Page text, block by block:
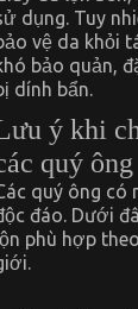
dụng. Tuy
vệ da khỏi
bảo quản,
dính bẩn.
ý khi
quý ông
quý ông có
đáo. Dưới
phù hợp